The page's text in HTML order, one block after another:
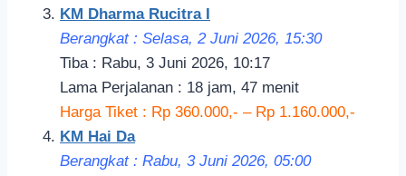
KM Dharma Rucitra I
Berangkat : Selasa, 2 Juni 2026, 15:30
Tiba : Rabu, 3 Juni 2026, 10:17
Lama Perjalanan : 18 jam, 47 menit
Harga Tiket : Rp 360.000,- – Rp 1.160.000,-
KM Hai Da
Berangkat : Rabu, 3 Juni 2026, 05:00